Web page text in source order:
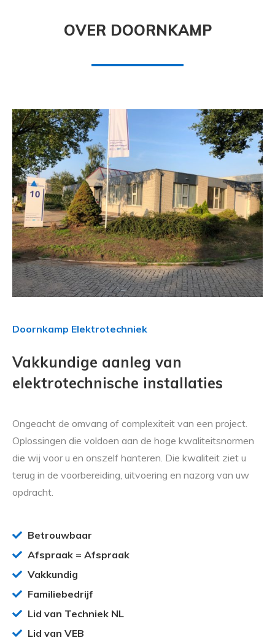
OVER DOORNKAMP
Doornkamp Elektrotechniek
Vakkundige aanleg van
elektrotechnische installaties
Ongeacht de omvang of complexiteit van een project.
Oplossingen die voldoen aan de hoge kwaliteitsnormen
die wij voor u en onszelf hanteren. Die kwaliteit ziet u
terug in de voorbereiding, uitvoering en nazorg van uw
opdracht.
Betrouwbaar
Afspraak = Afspraak
Vakkundig
Familiebedrijf
Lid van Techniek NL
Lid van VEB